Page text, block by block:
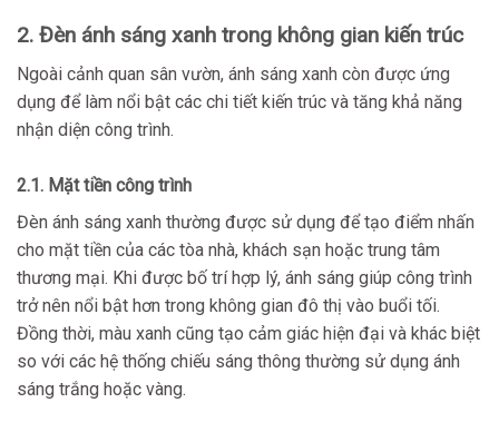
2. Đèn ánh sáng xanh trong không gian kiến trúc
Ngoài cảnh quan sân vườn, ánh sáng xanh còn được ứng
dụng để làm nổi bật các chi tiết kiến trúc và tăng khả năng
nhận diện công trình.
2.1. Mặt tiền công trình
Đèn ánh sáng xanh thường được sử dụng để tạo điểm nhấn
cho mặt tiền của các tòa nhà, khách sạn hoặc trung tâm
thương mại. Khi được bố trí hợp lý, ánh sáng giúp công trình
trở nên nổi bật hơn trong không gian đô thị vào buổi tối.
Đồng thời, màu xanh cũng tạo cảm giác hiện đại và khác biệt
so với các hệ thống chiếu sáng thông thường sử dụng ánh
sáng trắng hoặc vàng.